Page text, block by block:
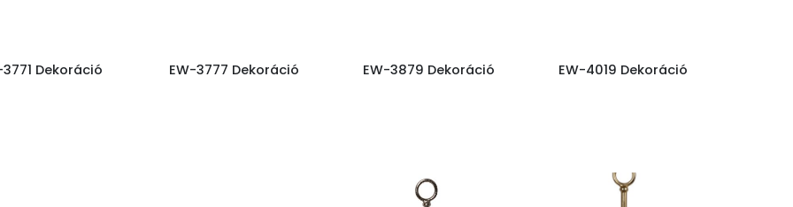
Dekoráció EW-3777 Dekoráció EW-3879 Dekoráció EW-4019 Dekoráció